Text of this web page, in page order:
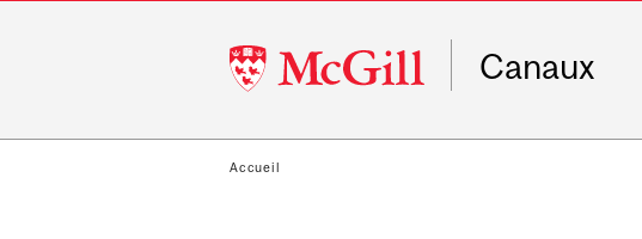
McGill
University
Canaux
Accueil